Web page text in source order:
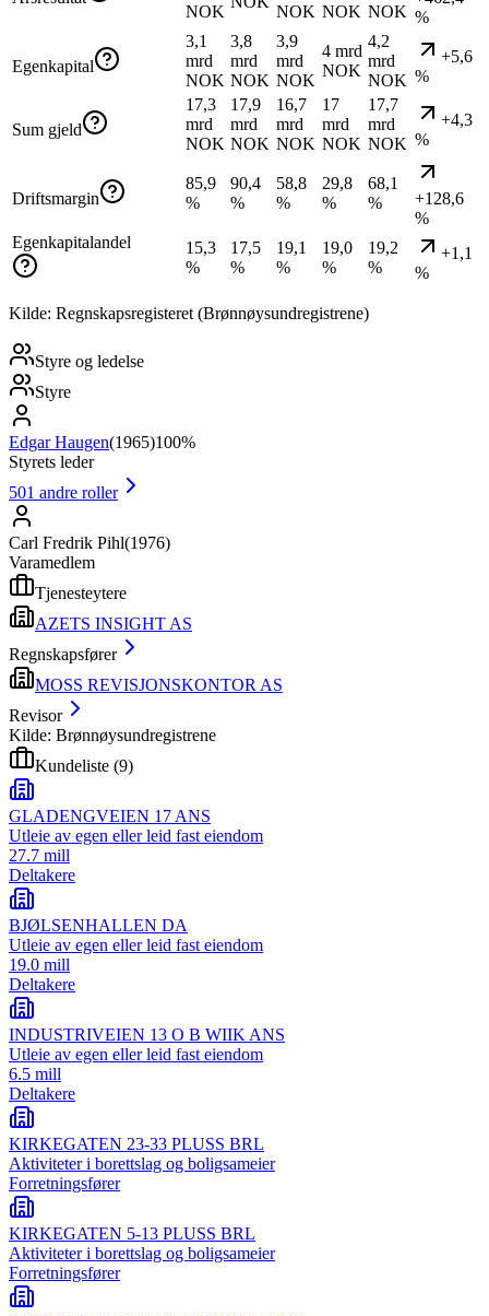
NOK
NOK NOK NOK %
Egenkapital
3,1
mrd
NOK
3,8
mrd
NOK
3,9
mrd
NOK
4 mrd
NOK
4,2
mrd
NOK
+5,6
%
Sum gjeld
17,3
mrd
NOK
17,9
mrd
NOK
16,7
mrd
NOK
17
mrd
NOK
17,7
mrd
NOK
+4,3
%
Driftsmargin
85,9
%
90,4
%
58,8
%
29,8
%
68,1
%
+128,6
%
Egenkapitalandel
15,3
%
17,5
%
19,1
%
19,0
%
19,2
%
+1,1
%
Kilde: Regnskapsregisteret (Brønnøysundregistrene)
Styre og ledelse
Styre
Edgar Haugen(1965)100%
Styrets leder
501 andre roller
Carl Fredrik Pihl(1976)
Varamedlem
Tjenesteytere
AZETS INSIGHT AS
Regnskapsfører
MOSS REVISJONSKONTOR AS
Revisor
Kilde: Brønnøysundregistrene
Kundeliste (9)
GLADENGVEIEN 17 ANS
Utleie av egen eller leid fast eiendom
27.7 mill
Deltakere
BJØLSENHALLEN DA
Utleie av egen eller leid fast eiendom
19.0 mill
Deltakere
INDUSTRIVEIEN 13 O B WIIK ANS
Utleie av egen eller leid fast eiendom
6.5 mill
Deltakere
KIRKEGATEN 23-33 PLUSS BRL
Aktiviteter i borettslag og boligsameier
Forretningsfører
KIRKEGATEN 5-13 PLUSS BRL
Aktiviteter i borettslag og boligsameier
Forretningsfører